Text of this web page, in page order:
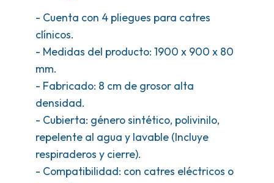
- Cuenta con 4 pliegues para catres
clínicos.
- Medidas del producto: 1900 x 900 x 80
mm.
- Fabricado: 8 cm de grosor alta
densidad.
- Cubierta: género sintético, polivinilo,
repelente al agua y lavable (Incluye
respiraderos y cierre).
- Compatibilidad: con catres eléctricos o